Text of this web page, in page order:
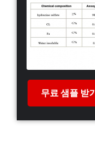
무료 샘플 받기